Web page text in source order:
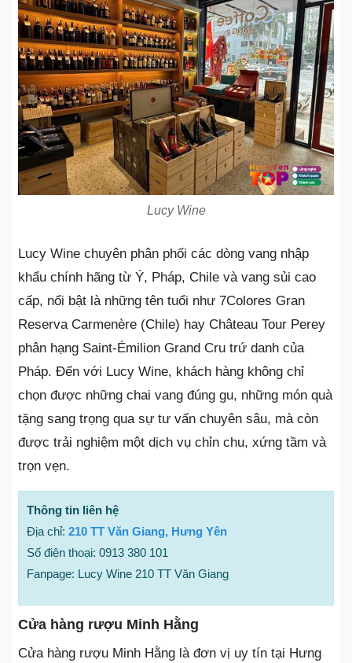
Lucy Wine
Lucy Wine chuyên phân phối các dòng vang nhập
khẩu chính hãng từ Ý, Pháp, Chile và vang sủi cao
cấp, nổi bật là những tên tuổi như 7Colores Gran
Reserva Carmenère (Chile) hay Château Tour Perey
phân hạng Saint-Émilion Grand Cru trứ danh của
Pháp. Đến với Lucy Wine, khách hàng không chỉ
chọn được những chai vang đúng gu, những món quà
tặng sang trọng qua sự tư vấn chuyên sâu, mà còn
được trải nghiệm một dịch vụ chỉn chu, xứng tầm và
trọn vẹn.
Thông tin liên hệ
Địa chỉ: 210 TT Văn Giang, Hưng Yên
Số điện thoại: 0913 380 101
Fanpage: Lucy Wine 210 TT Văn Giang
Cửa hàng rượu Minh Hằng
Cửa hàng rượu Minh Hằng là đơn vị uy tín tại Hưng